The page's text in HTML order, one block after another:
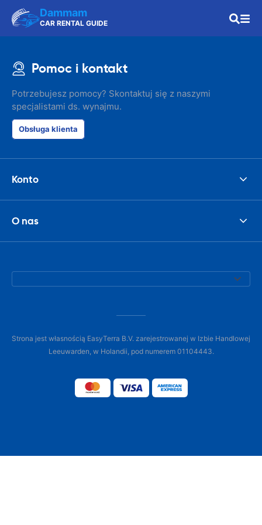
Dammam
CAR RENTAL GUIDE
Pomoc i kontakt
Potrzebujesz pomocy? Skontaktuj się z naszymi
specjalistami ds. wynajmu.
Obsługa klienta
Konto
O nas
Strona jest własnością EasyTerra B.V. zarejestrowanej w Izbie Handlowej
Leeuwarden, w Holandii, pod numerem 01104443.